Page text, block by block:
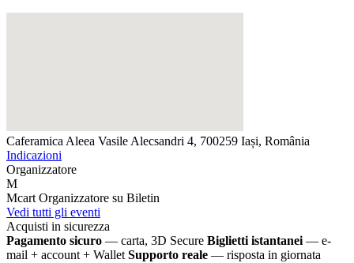
Caferamica Aleea Vasile Alecsandri 4, 700259 Iași, România
Indicazioni
Organizzatore
M
Mcart Organizzatore su Biletin
Vedi tutti gli eventi
Acquisti in sicurezza
Pagamento sicuro — carta, 3D Secure Biglietti istantanei — e-
mail + account + Wallet Supporto reale — risposta in giornata